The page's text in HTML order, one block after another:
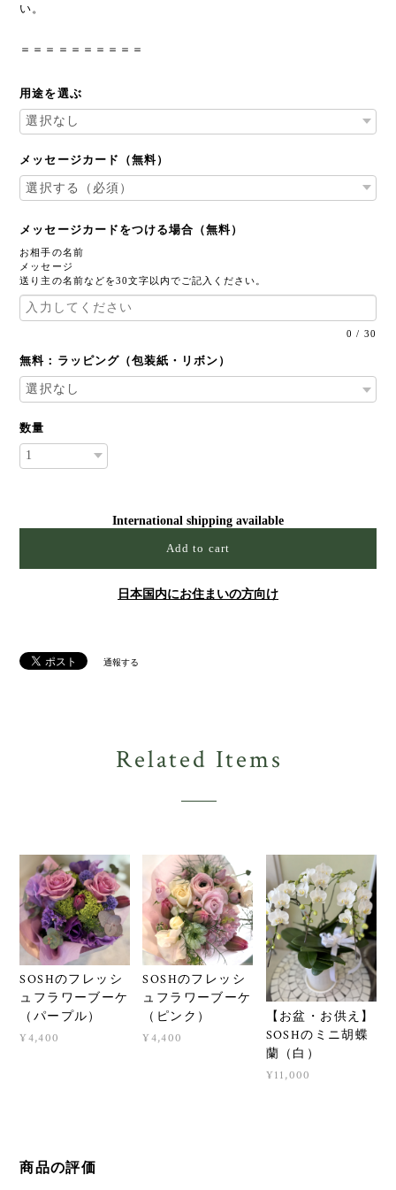
い。
＝＝＝＝＝＝＝＝＝＝
用途を選ぶ
メッセージカード（無料）
メッセージカードをつける場合（無料）
お相手の名前
メッセージ
送り主の名前などを30文字以内でご記入ください。
0 / 30
無料：ラッピング（包装紙・リボン）
数量
International shipping available
Add to cart
日本国内にお住まいの方向け
通報する
Related Items
SOSHのフレッシ
ュフラワーブーケ
（パープル）
¥4,400
SOSHのフレッシ
ュフラワーブーケ
（ピンク）
¥4,400
【お盆・お供え】
SOSHのミニ胡蝶
蘭（白）
¥11,000
商品の評価